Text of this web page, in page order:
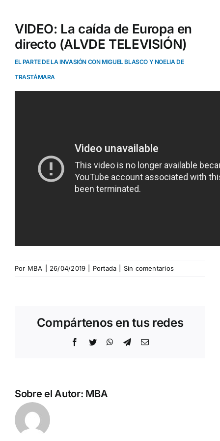
VIDEO: La caída de Europa en
directo (ALVDE TELEVISIÓN)
EL PARTE DE LA INVASIÓN CON MIGUEL BLASCO Y NOELIA DE
TRASTÁMARA
Por MBA 26/04/2019 Portada Sin comentarios
Compártenos en tus redes
Facebook
Twitter WhatsApp
TelegramCorreo
Sobre el Autor: MBA